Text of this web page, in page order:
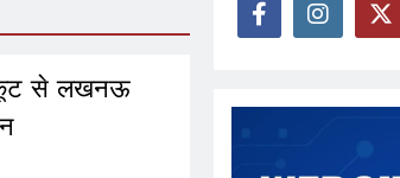
से लखनऊ